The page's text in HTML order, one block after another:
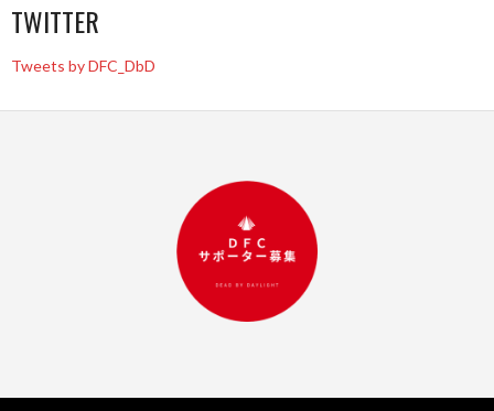
TWITTER
Tweets by DFC_DbD